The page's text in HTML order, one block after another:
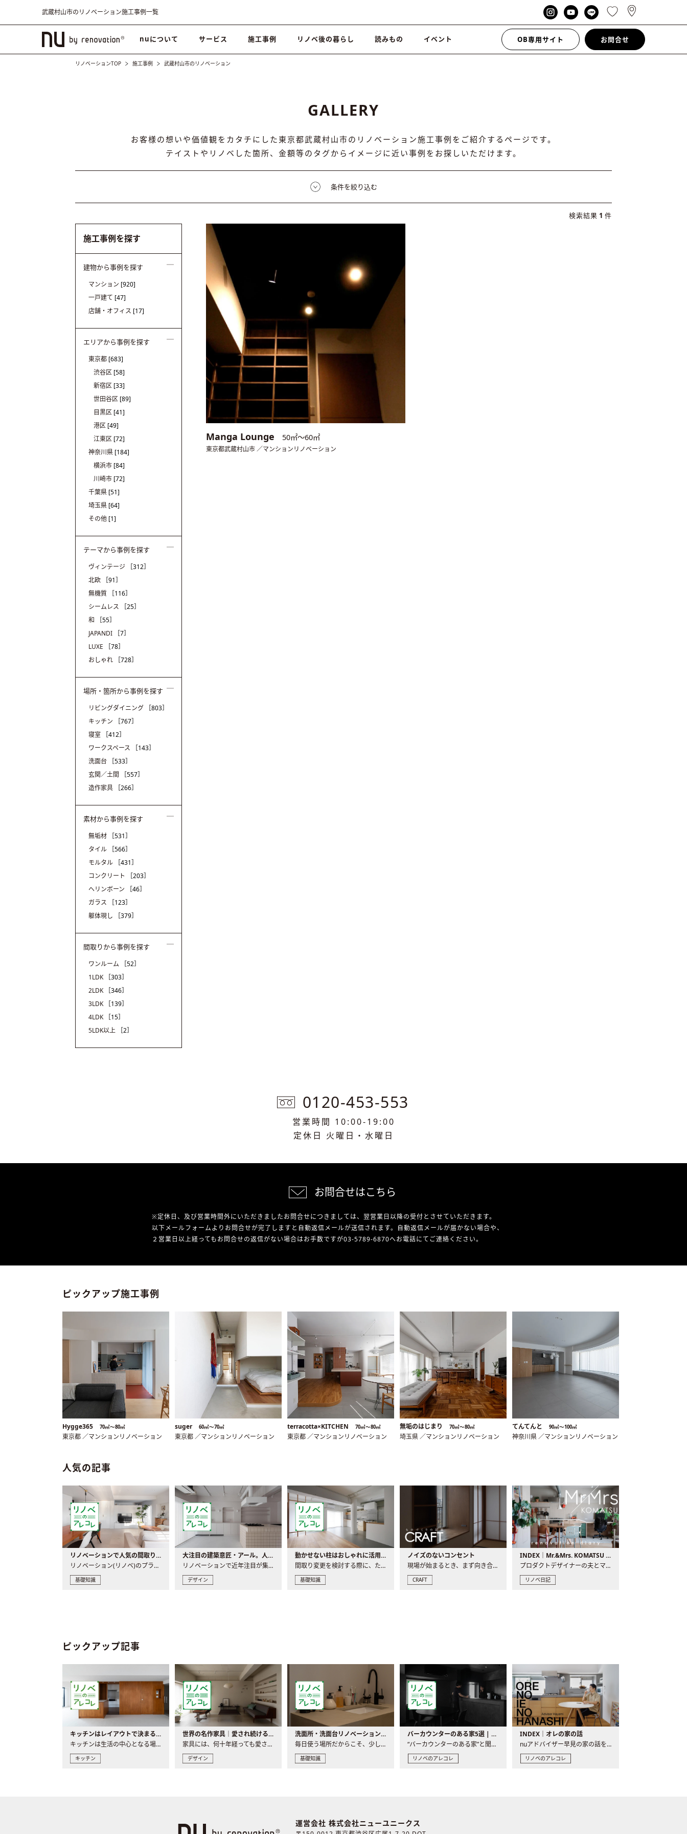
武蔵村山市のリノベーション施工事例一覧
nuについて サービス 施工事例 リノベ後の暮らし 読みもの イベント OB専用サイト お問合せ
リノベーションTOP 施工事例 武蔵村山市のリノベーション
GALLERY
お客様の想いや価値観をカタチにした東京都武蔵村山市のリノベーション施工事例をご紹介するページです。
テイストやリノベした箇所、金額等のタグからイメージに近い事例をお探しいただけます。
条件を絞り込む
検索結果 1 件
Manga Lounge 50㎡〜60㎡
東京都武蔵村山市 ／マンションリノベーション
施工事例を探す
建物から事例を探す
マンション [920]
一戸建て [47]
店舗・オフィス [17]
エリアから事例を探す
東京都 [683]
渋谷区 [58]
新宿区 [33]
世田谷区 [89]
目黒区 [41]
港区 [49]
江東区 [72]
神奈川県 [184]
横浜市 [84]
川崎市 [72]
千葉県 [51]
埼玉県 [64]
その他 [1]
テーマから事例を探す
ヴィンテージ
［312］
北欧
［91］
無機質
［116］
シームレス
［25］
和
［55］
JAPANDI
［7］
LUXE
［78］
おしゃれ
［728］
場所・箇所から事例を探す
リビングダイニング
［803］
キッチン
［767］
寝室
［412］
ワークスペース
［143］
洗面台
［533］
玄関／土間
［557］
造作家具
［266］
素材から事例を探す
無垢材
［531］
タイル
［566］
モルタル
［431］
コンクリート
［203］
ヘリンボーン
［46］
ガラス
［123］
躯体現し
［379］
間取りから事例を探す
ワンルーム
［52］
1LDK
［303］
2LDK
［346］
3LDK
［139］
4LDK
［15］
5LDK以上
［2］
0120-453-553
営業時間 10:00-19:00
定休日 火曜日・水曜日
お問合せはこちら
※定休日、及び営業時間外にいただきましたお問合せにつきましては、翌営業日以降の受付とさせていただきます。
以下メールフォームよりお問合せが完了しますと自動返信メールが送信されます。自動返信メールが届かない場合や、
２営業日以上経ってもお問合せの返信がない場合はお手数ですが03-5789-6870へお電話にてご連絡ください。
ピックアップ施工事例
Hygge365 70㎡〜80㎡
東京都 ／マンションリノベーション
suger 60㎡〜70㎡
東京都 ／マンションリノベーション
terracotta×KITCHEN 70㎡〜80㎡
東京都 ／マンションリノベーション
無垢のはじまり 70㎡〜80㎡
埼玉県 ／マンションリノベーション
てんてんと 90㎡〜100㎡
神奈川県 ／マンションリノベーション
人気の記事
リノベーションで人気の間取りとは？トレンドの間取りと実例を徹底解説
リノベーション(リノベ)のプランニングで一番最初に決めるのは..
基礎知識
大注目の建築意匠・アール。人気の理由と空間に取り入れるポイント
リノベーションで近年注目が集まる建築意匠の一つであるアール..
デザイン
動かせない柱はおしゃれに活用！柱を魅せるリノベーション(リノベ)4選
間取り変更を検討する際に、たびたび皆さんの頭を悩ませる動か..
基礎知識
ノイズのないコンセント
現場が始まるとき、まず向き合うものの一つがコンセントです..
CRAFT
INDEX｜Mr.&Mrs. KOMATSU renovation diary
プロダクトデザイナーの夫とマーチャンダイザーの妻が、夫婦で..
リノベ日記
ピックアップ記事
キッチンはレイアウトで決まる。後悔しないための考え方と選び方
キッチンは生活の中心となる場所だからこそ、家の中のどこに置..
キッチン
世界の名作家具｜愛され続ける理由と一生モノとの出会い方
家具には、何十年経っても愛され続ける「名作」と呼ばれるもの..
デザイン
洗面所・洗面台リノベーションの事例と間取りアイデア
毎日使う場所だからこそ、少しの間取りの工夫や素材の選び方で..
基礎知識
バーカウンターのある家5選 | 日常に馴染む“距離の近い”キッチンとは
“バーカウンターのある家”と聞くと、少し特別な、大人のための..
リノベのアレコレ
INDEX｜オレの家の話
nuアドバイザー早見の家の話を、全4話でお届け。リノベーションを..
リノベのアレコレ
運営会社 株式会社ニューユニークス